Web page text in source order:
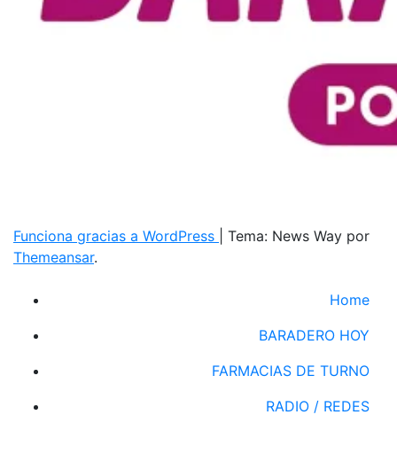
Funciona gracias a WordPress
Tema: News Way por
Themeansar.
Home
BARADERO HOY
FARMACIAS DE TURNO
RADIO / REDES